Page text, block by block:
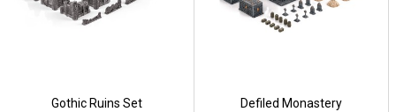
Gothic Ruins Set Defiled Monastery